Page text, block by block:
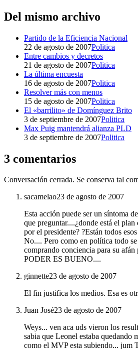
Del mismo archivo
Partido de la Eficiencia Nacional
22 de agosto de 2007Politica
Entre cambios y decretos
21 de agosto de 2007Politica
La última encuesta
16 de agosto de 2007Politica
Resolver más con menos
15 de agosto de 2007Politica
El «barrilito» de Domínguez Brito
3 de septiembre de 2007Politica
Max Puig mantendrá alianza PLD
3 de septiembre de 2007Politica
3 comentarios
Conversación cerrada. Se conserva tal
sacamelao23 de agosto de 2007
Esta acción puede ser un síntoma
que preguntar....¿donde está el
por el presidente? ?Están todos
No.... Pero como en política todo
comprando conciencia para su
PODER ES BUENO....
ginnette23 de agosto de 2007
El fin justifica los medios. Esa es
Juan José23 de agosto de 2007
Weys... ven aca uds vieron los
sabia que Leonel estaba quedando
como el MVP esta subiendo... jum